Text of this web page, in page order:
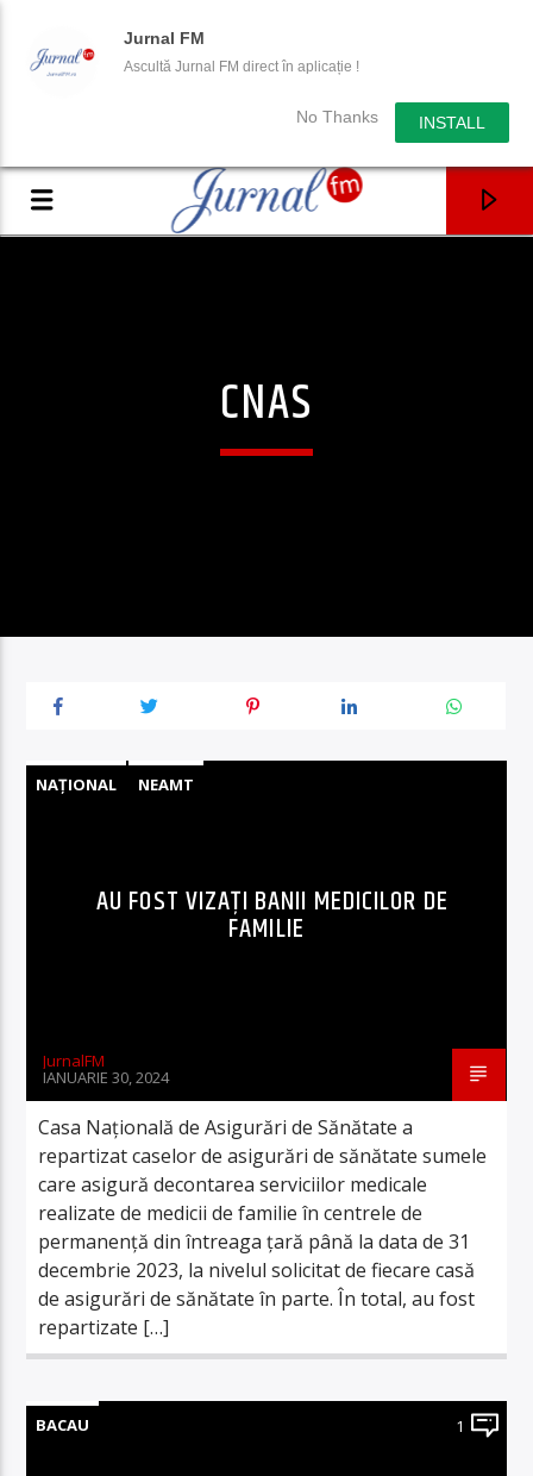
Jurnal FM
Ascultă Jurnal FM direct în aplicație !
No Thanks INSTALL
CNAS
NAȚIONAL NEAMT
AU FOST VIZAȚI BANII MEDICILOR DE
FAMILIE
JurnalFM
IANUARIE 30, 2024
Casa Națională de Asigurări de Sănătate a
repartizat caselor de asigurări de sănătate sumele
care asigură decontarea serviciilor medicale
realizate de medicii de familie în centrele de
permanență din întreaga țară până la data de 31
decembrie 2023, la nivelul solicitat de fiecare casă
de asigurări de sănătate în parte. În total, au fost
repartizate […]
BACAU 1